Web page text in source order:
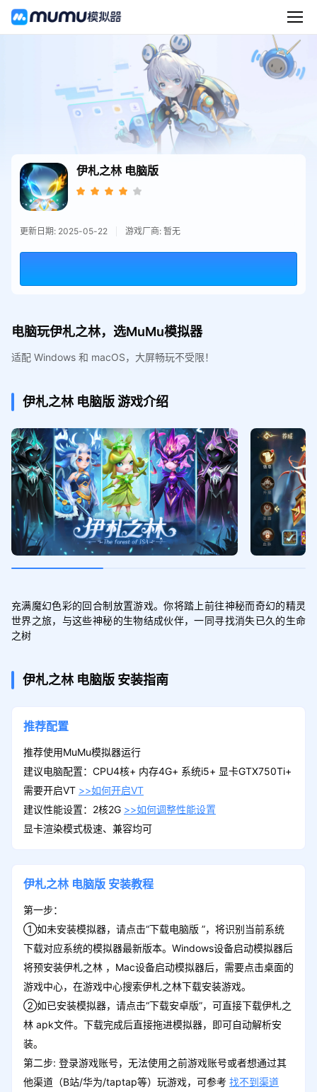
伊札之林 电脑版
更新日期: 2025-05-22 游戏厂商: 暂无
电脑玩伊札之林，选MuMu模拟器
适配 Windows 和 macOS，大屏畅玩不受限！
伊札之林 电脑版游戏介绍
充满魔幻色彩的回合制放置游戏。你将踏上前往神秘而奇幻的精灵
世界之旅，与这些神秘的生物结成伙伴，一同寻找消失已久的生命
之树
伊札之林 电脑版 安装指南
推荐配置
推荐使用MuMu模拟器运行
建议电脑配置：CPU4核+ 内存4G+ 系统i5+ 显卡GTX750Ti+
需要开启VT >>如何开启VT
建议性能设置：2核2G >>如何调整性能设置
显卡渲染模式极速、兼容均可
伊札之林 电脑版 安装教程
第一步：
①如未安装模拟器，请点击“下载电脑版 ”，将识别当前系统
下载对应系统的模拟器最新版本。Windows设备启动模拟器后
将预安装伊札之林 ，Mac设备启动模拟器后，需要点击桌面的
游戏中心，在游戏中心搜索伊札之林下载安装游戏。
②如已安装模拟器，请点击“下载安卓版”，可直接下载伊札之
林 apk文件。下载完成后直接拖进模拟器，即可自动解析安
装。
第二步: 登录游戏账号，无法使用之前游戏账号或者想通过其
他渠道（B站/华为/taptap等）玩游戏，可参考 找不到渠道